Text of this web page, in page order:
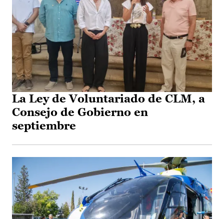
La Ley de Voluntariado de CLM, a
Consejo de Gobierno en
septiembre